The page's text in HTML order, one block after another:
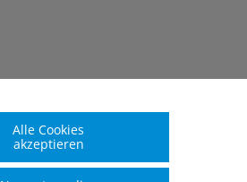
Alle Cookies
akzeptieren